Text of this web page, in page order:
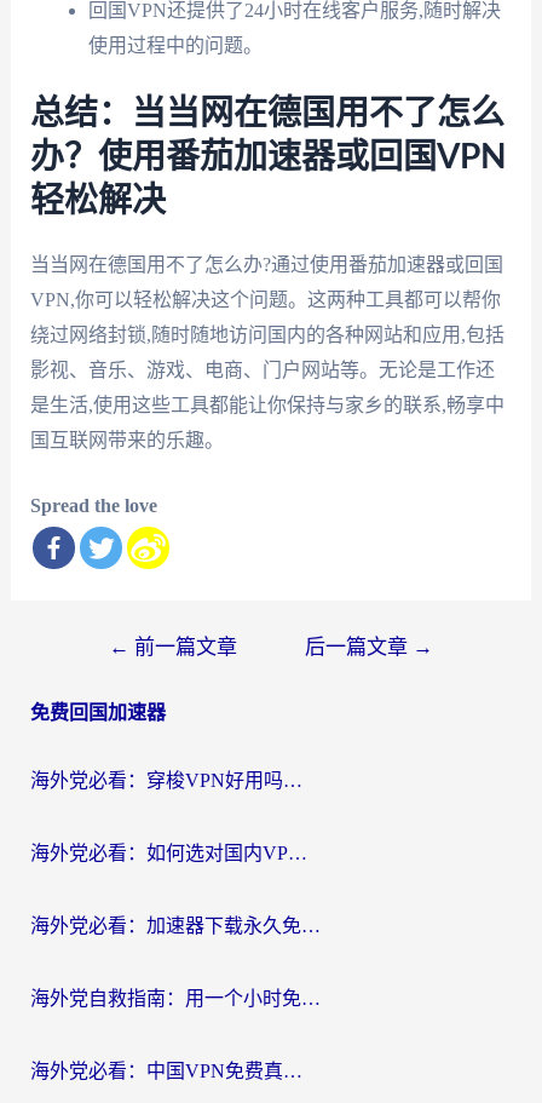
回国VPN还提供了24小时在线客户服务,随时解决
使用过程中的问题。
总结：当当网在德国用不了怎么
办？使用番茄加速器或回国VPN
轻松解决
当当网在德国用不了怎么办?通过使用番茄加速器或回国
VPN,你可以轻松解决这个问题。这两种工具都可以帮你
绕过网络封锁,随时随地访问国内的各种网站和应用,包括
影视、音乐、游戏、电商、门户网站等。无论是工作还
是生活,使用这些工具都能让你保持与家乡的联系,畅享中
国互联网带来的乐趣。
Spread the love
导
← 前一篇文章 后一篇文章 →
免费回国加速器
海外党必看：穿梭VPN好用吗？和云帆VPN对比哪个回国效果更好？附真实测评+避坑指南
海外党必看：如何选对国内VPN，实现无缝访问国内资源？
海外党必看：加速器下载永久免费版真的存在吗？教你无缝访问国内资源的正确姿势
海外党自救指南：用一个小时免费加速器，轻松打破国内资源访问壁垒？
海外党必看：中国VPN免费真的靠谱吗？手把手教你选对回国加速器